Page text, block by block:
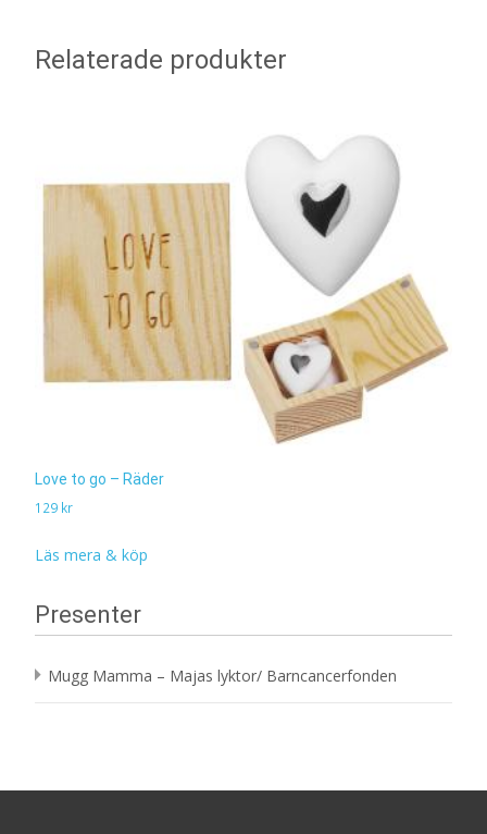
Relaterade produkter
Love to go – Räder
129 kr
Läs mera & köp
Presenter
Mugg Mamma – Majas lyktor/ Barncancerfonden